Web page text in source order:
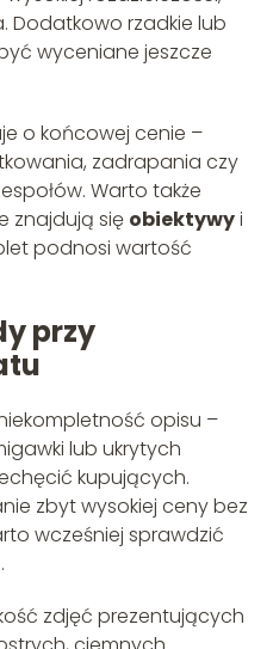
Dodatkowo rzadkie lub
wyceniane jeszcze
o końcowej cenie –
zadrapania czy
Warto także
znajdują się obiektywyi
podnosi wartość
przy
opisu –
lub ukrytych
kupujących.
zbyt wysokiej ceny bez
wcześniej sprawdzić
zdjęć prezentujących